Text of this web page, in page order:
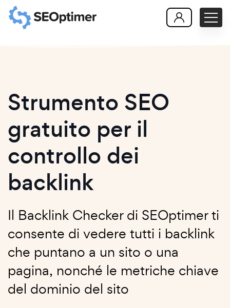
Strumento SEO
gratuito per il
controllo dei
backlink
Il Backlink Checker di SEOptimer ti
consente di vedere tutti i backlink
che puntano a un sito o una
pagina, nonché le metriche chiave
del dominio del sito